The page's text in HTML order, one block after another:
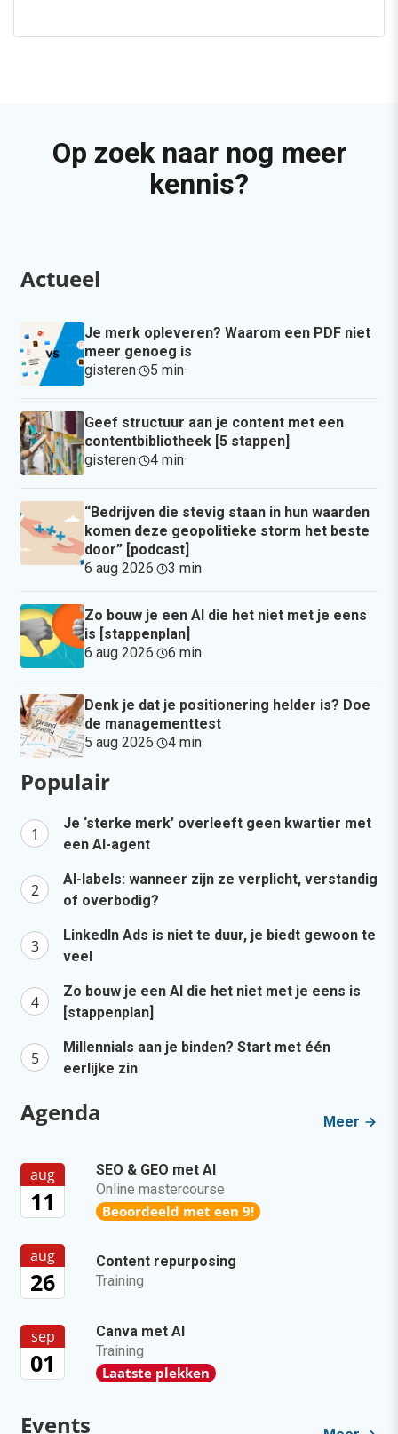
Op zoek naar nog meer
kennis?
Actueel
Je merk opleveren? Waarom een PDF niet
meer genoeg is
gisteren· 5 min·
Geef structuur aan je content met een
contentbibliotheek [5 stappen]
gisteren· 4 min·
“Bedrijven die stevig staan in hun waarden
komen deze geopolitieke storm het beste
door” [podcast]
6 aug 2026· 3 min·
Zo bouw je een AI die het niet met je eens
is [stappenplan]
6 aug 2026· 6 min·
Denk je dat je positionering helder is? Doe
de managementtest
5 aug 2026· 4 min·
Populair
Je ‘sterke merk’ overleeft geen kwartier met
een AI-agent
AI-labels: wanneer zijn ze verplicht, verstandig
of overbodig?
LinkedIn Ads is niet te duur, je biedt gewoon te
veel
Zo bouw je een AI die het niet met je eens is
[stappenplan]
Millennials aan je binden? Start met één
eerlijke zin
Agenda Meer
aug
11
SEO & GEO met AI
Online mastercourse
Beoordeeld met een 9!
aug
26
Content repurposing
Training
sep
01
Canva met AI
Training
Laatste plekken
Events